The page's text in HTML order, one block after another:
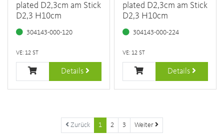
plated D2,3cm am Stick
D2,3 H10cm
304143-000-120
VE: 12 ST
Details
plated D2,3cm am Stick
D2,3 H10cm
304143-000-224
VE: 12 ST
Details
Zurück 1 2 3 Weiter